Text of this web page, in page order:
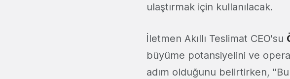
ulaştırmak için kullanılacak.
İletmen Akıllı Teslimat CEO'su
büyüme potansiyelini ve
adım olduğunu belirtirken, ''Bu